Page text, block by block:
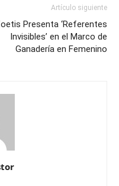
Artículo siguiente
Presenta ‘Referentes
Invisibles’ en el Marco de
Ganadería en Femenino